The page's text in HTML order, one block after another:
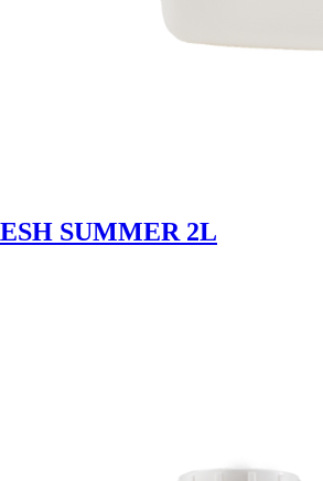
SUMMER 2L